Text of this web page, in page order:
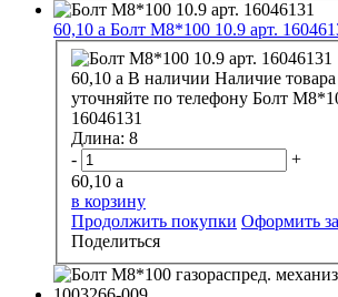
60,10 a Болт М8*100 10.9 арт.
60,10 a В наличии Наличие
уточняйте по телефону Болт М8*100
16046131
Длина: 8
-
+
60,10 a
в корзину
Продолжить покупки Оформить
Поделиться